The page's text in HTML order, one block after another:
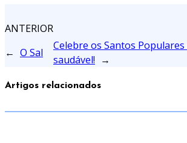
ANTERIOR
← O Sal
Celebre os Santos
saudável! →
Artigos relacionados